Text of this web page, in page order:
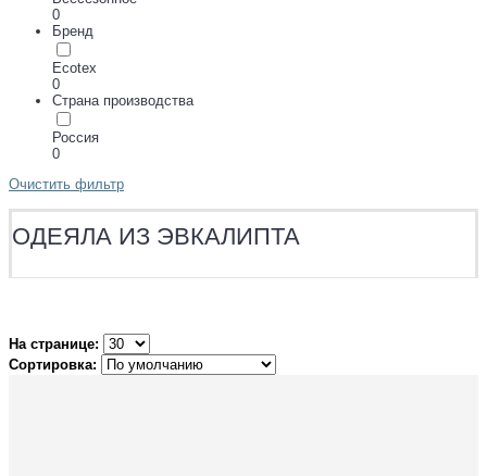
0
Бренд
Ecotex
0
Страна производства
Россия
0
Очистить фильтр
ОДЕЯЛА ИЗ ЭВКАЛИПТА
На странице:
Сортировка: